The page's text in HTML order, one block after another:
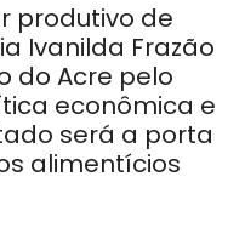
produtivo de
Ivanilda Frazão
do Acre pelo
econômica e
será a porta
alimentícios